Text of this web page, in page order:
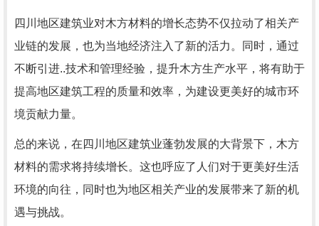
四川地区建筑业对木方材料的增长态势不仅拉动了相关产
业链的发展，也为当地经济注入了新的活力。同时，通过
不断引进..技术和管理经验，提升木方生产水平，将有助于
提高地区建筑工程的质量和效率，为建设更美好的城市环
境贡献力量。
总的来说，在四川地区建筑业蓬勃发展的大背景下，木方
材料的需求将持续增长。这也呼应了人们对于更美好生活
环境的向往，同时也为地区相关产业的发展带来了新的机
遇与挑战。